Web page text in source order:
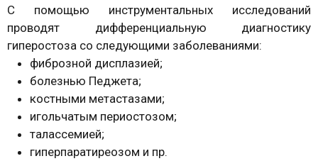
С помощью инструментальных исследований
проводят дифференциальную диагностику
гиперостоза со следующими заболеваниями:
фиброзной дисплазией;
болезнью Педжета;
костными метастазами;
игольчатым периостозом;
талассемией;
гиперпаратиреозом и пр.